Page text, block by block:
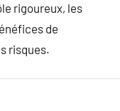
rigoureux, les
de
risques.